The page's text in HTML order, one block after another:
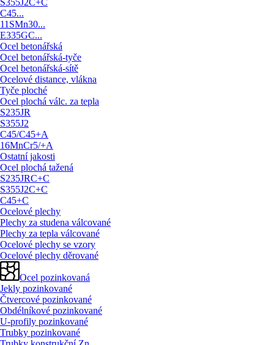
S355J2C+C
C45...
11SMn30...
E335GC...
Ocel betonářská
Ocel betonářská-tyče
Ocel betonářská-sítě
Ocelové distance, vlákna
Tyče ploché
Ocel plochá válc. za tepla
S235JR
S355J2
C45/C45+A
16MnCr5/+A
Ostatní jakosti
Ocel plochá tažená
S235JRC+C
S355J2C+C
C45+C
Ocelové plechy
Plechy za studena válcované
Plechy za tepla válcované
Ocelové plechy se vzory
Ocelové plechy děrované
Ocel pozinkovaná
Jekly pozinkované
Čtvercové pozinkované
Obdélníkové pozinkované
U-profily pozinkované
Trubky pozinkované